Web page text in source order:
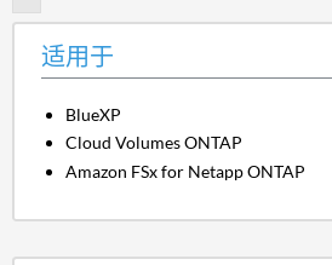
适用于
BlueXP
Cloud Volumes ONTAP
Amazon FSx for Netapp ONTAP